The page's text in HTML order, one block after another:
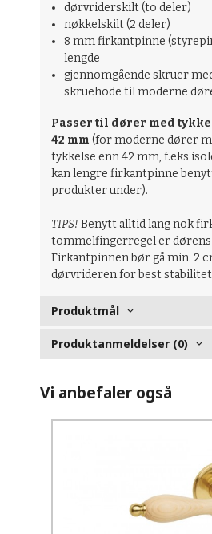
dørvriderskilt (to deler)
nøkkelskilt (2 deler)
8 mm firkantpinne
lengde
gjennomgående skruer
skruehode til moderne
Passer til dører med
42 mm (for moderne dører
tykkelse enn 42 mm, f.eks
kan lengre firkantpinne
produkter under).
TIPS! Benytt alltid lang nok
tommelfingerregel er dørens
Firkantpinnen bør gå min. 2
dørvrideren for best
Produktmål
Produktanmeldelser (0)
Vi anbefaler også